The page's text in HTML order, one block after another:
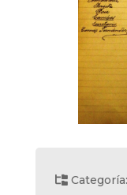
Categoría: